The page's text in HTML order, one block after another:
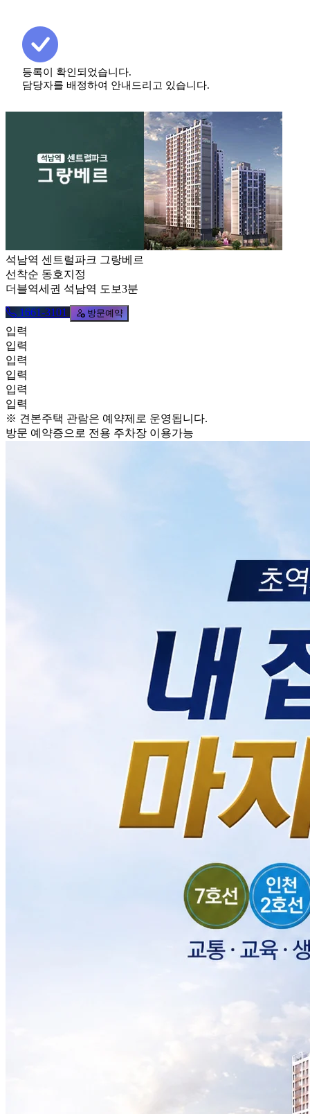
등록이 확인되었습니다.
담당자를 배정하여 안내드리고 있습니다.
석남역 센트럴파크 그랑베르
선착순 동호지정
더블역세권 석남역 도보3분
1661-3101
방문예약
입력
입력
입력
입력
입력
입력
※ 견본주택 관람은 예약제로 운영됩니다.
방문 예약증으로 전용 주차장 이용가능